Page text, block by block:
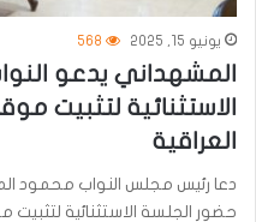
يونيو 15, 2025 568
المشهداني يدعو
الاستثنائية لتثبيت
العراقية
دعا رئيس مجلس النواب محمود
حضور الجلسة الاستثنائية لتثبيت